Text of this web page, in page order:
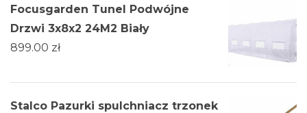
Focusgarden Tunel Podwójne
Drzwi 3x8x2 24M2 Biały
899.00 zł
Stalco Pazurki spulchniacz trzonek